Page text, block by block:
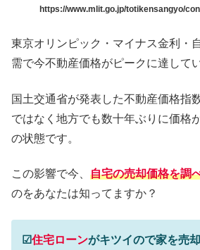
https://www.mlit.go.jp/totikensangyo/
東京オリンピック・マイナス金利・
需で今不動産価格がピークに達して
国土交通省が発表した不動産価格指
ではなく地方でも数十年ぶりに価格
の状態です。
この影響で今、 自宅の売却価格を調
のをあなたは知ってますか？
☑住宅ローンがキツイので家を売